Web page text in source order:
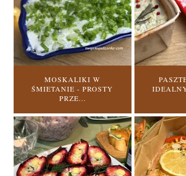
MOSKALIKI W
ŚMIETANIE - PROSTY
PRZE...